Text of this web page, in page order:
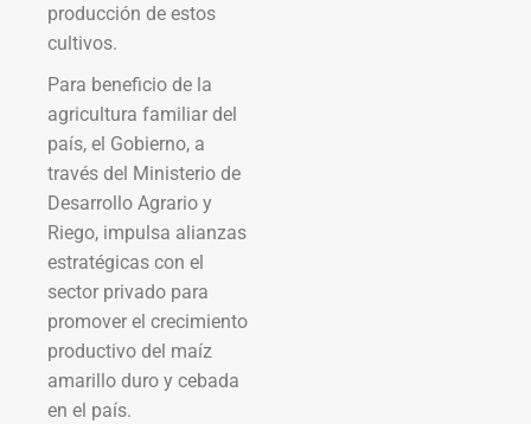
producción de estos
cultivos.
Para beneficio de la
agricultura familiar del
país, el Gobierno, a
través del Ministerio de
Desarrollo Agrario y
Riego, impulsa alianzas
estratégicas con el
sector privado para
promover el crecimiento
productivo del maíz
amarillo duro y cebada
en el país.